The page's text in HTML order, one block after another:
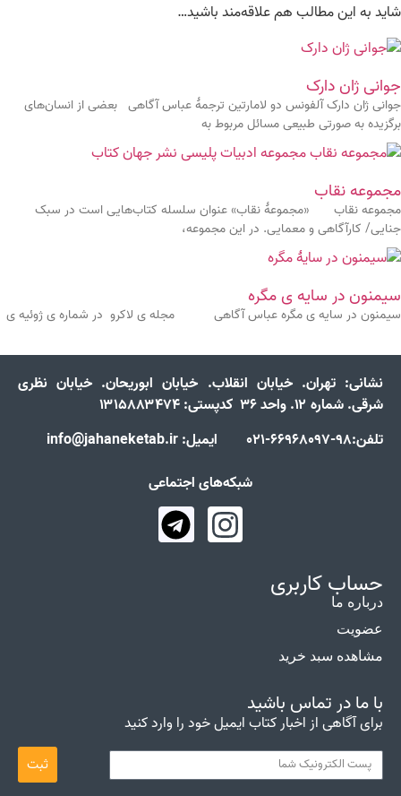
شاید به این مطالب هم علاقه‌مند باشید…
جوانی ژان دارک
جوانی ژان دارک آلفونس دو لامارتین ترجمۀ عباس آگاهی بعضی از انسان‌های
برگزیده به صورتی طبیعی مسائل مربوط به
مجموعه نقاب
مجموعه نقاب «مجموعۀ نقاب» عنوان سلسله کتاب‌هایی است در سبک
جنایی/ کارآگاهی و معمایی. در این مجموعه،
سیمنون در سایه ی مگره
سیمنون در سایه ی مگره عباس آگاهی مجله ی لاکرو در شماره ی ژوئیه ی
نشانی: تهران. خیابان انقلاب. خیابان ابوریحان. خیابان نظری
شرقی. شماره ۱۲. واحد ۳۶ کدپستی: ۱۳۱۵۸۸۳۴۷۴
تلفن:98-66968097-021 ایمیل: info@jahaneketab.ir
شبکه‌های اجتماعی
حساب کاربری
درباره ما
عضویت
مشاهده سبد خرید
با ما در تماس باشید
برای آگاهی از اخبار کتاب ایمیل خود را وارد کنید
ثبت